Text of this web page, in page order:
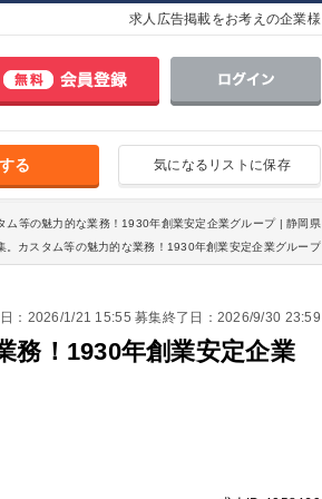
求人広告掲載をお考えの企業様
気になるリストに保存
る
等の魅力的な業務！1930年創業安定企業グループ | 静岡県
カスタム等の魅力的な業務！1930年創業安定企業グループ
：2026/1/21 15:55 募集終了日：2026/9/30 23:59
務！1930年創業安定企業